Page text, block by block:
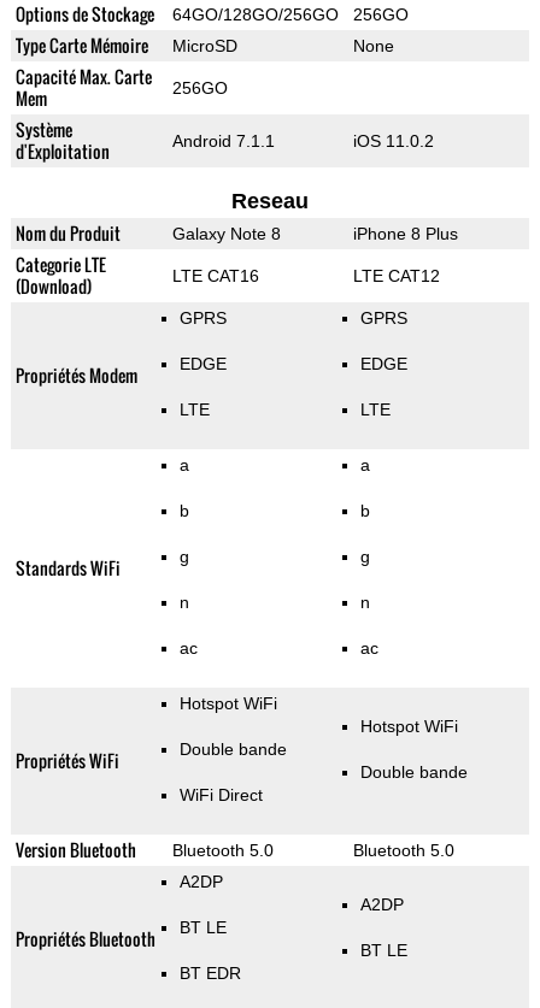
Options de Stockage 64GO/128GO/256GO 256GO
Type Carte Mémoire MicroSD None
Capacité Max. Carte
Mem
256GO
Système
d'Exploitation
Android 7.1.1 iOS 11.0.2
Reseau
Nom du Produit Galaxy Note 8 iPhone 8 Plus
Categorie LTE
(Download)
LTE CAT16 LTE CAT12
Propriétés Modem
GPRS
EDGE
LTE
GPRS
EDGE
LTE
Standards WiFi
a
b
g
n
ac
a
b
g
n
ac
Propriétés WiFi
Hotspot WiFi
Double bande
WiFi Direct
Hotspot WiFi
Double bande
Version Bluetooth Bluetooth 5.0 Bluetooth 5.0
Propriétés Bluetooth
A2DP
BT LE
BT EDR
A2DP
BT LE